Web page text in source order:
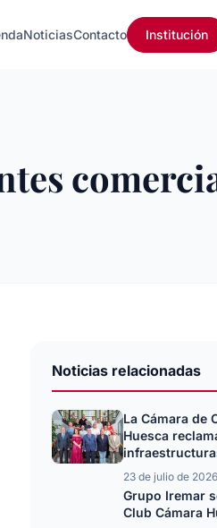
NoticiasContacto Institución
Noticias relacionadas
La Cámara de
Huesca
23 de julio de 2026
Grupo Iremar
Club Cámara